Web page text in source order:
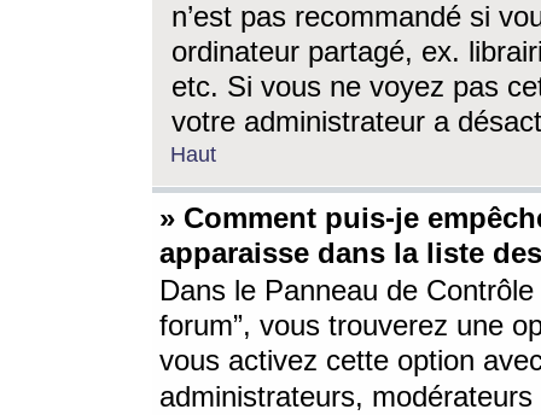
n’est pas recommandé si
ordinateur partagé, ex.
etc. Si vous ne voyez pas
votre administrateur a
Haut
» Comment puis-je
apparaisse dans la liste
Dans le Panneau de
forum”, vous trouverez une
vous activez cette option
administrateurs,